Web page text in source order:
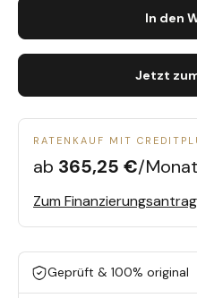
In den
Jetzt
RATENKAUF MIT
ab 365,25 €/Monat
Zum Finanzierungsantrag
Geprüft & 100% original